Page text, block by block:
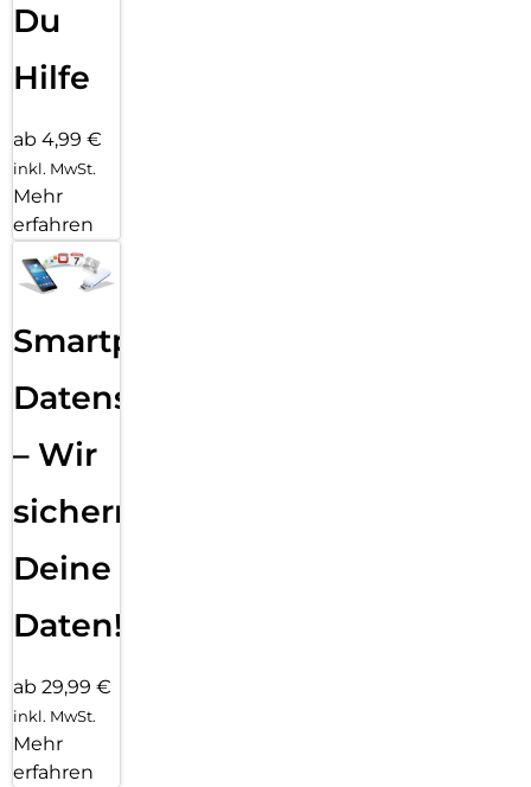
Du
Hilfe
ab 4,99 €
inkl. MwSt.
Mehr
erfahren
Smartphone
Datensicherung
– Wir
sichern
Deine
Daten!
ab 29,99 €
inkl. MwSt.
Mehr
erfahren